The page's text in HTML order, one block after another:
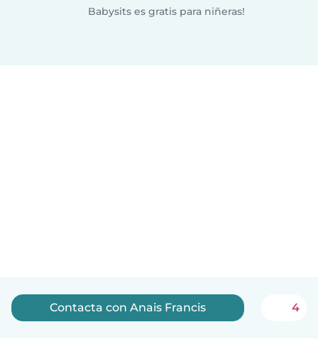
Babysits es gratis para niñeras!
Contacta con Anais Francis 4